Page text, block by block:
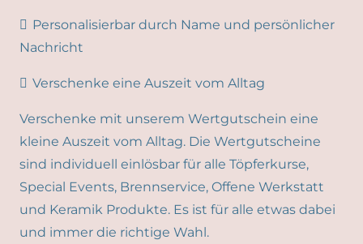
Personalisierbar durch Name und persönlicher
Nachricht
Verschenke eine Auszeit vom Alltag
Verschenke mit unserem Wertgutschein eine
kleine Auszeit vom Alltag. Die Wertgutscheine
sind individuell einlösbar für alle Töpferkurse,
Special Events, Brennservice, Offene Werkstatt
und Keramik Produkte. Es ist für alle etwas dabei
und immer die richtige Wahl.